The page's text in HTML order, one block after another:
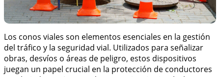
Los conos viales son elementos esenciales en la gestión
del tráfico y la seguridad vial. Utilizados para señalizar
obras, desvíos o áreas de peligro, estos dispositivos
juegan un papel crucial en la protección de conductores